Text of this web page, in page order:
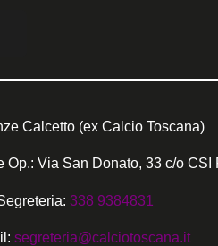
Calcetto (ex Calcio Toscana)
Op.: Via San Donato, 33 c/o
338 9384831
segreteria@calciotoscana.it